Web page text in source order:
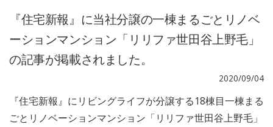
『住宅新報』に当社分譲の一棟まるごとリノベ
ーションマンション「リリファ世田谷上野毛」
の記事が掲載されました。
2020/09/04
『住宅新報』にリビングライフが分譲する18棟目一棟まる
ごとリノベーションマンション「リリファ世田谷上野毛」